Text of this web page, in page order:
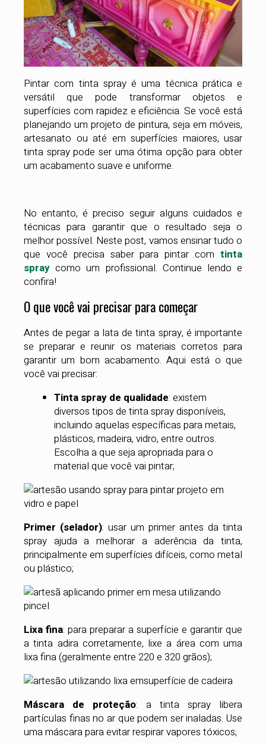
Pintar com tinta spray é uma técnica prática e
versátil que pode transformar objetos e
superfícies com rapidez e eficiência. Se você está
planejando um projeto de pintura, seja em móveis,
artesanato ou até em superfícies maiores, usar
tinta spray pode ser uma ótima opção para obter
um acabamento suave e uniforme.
No entanto, é preciso seguir alguns cuidados e
técnicas para garantir que o resultado seja o
melhor possível. Neste post, vamos ensinar tudo o
que você precisa saber para pintar com tinta
spray como um profissional. Continue lendo e
confira!
O que você vai precisar para começar
Antes de pegar a lata de tinta spray, é importante
se preparar e reunir os materiais corretos para
garantir um bom acabamento. Aqui está o que
você vai precisar:
Tinta spray de qualidade: existem
diversos tipos de tinta spray disponíveis,
incluindo aquelas específicas para metais,
plásticos, madeira, vidro, entre outros.
Escolha a que seja apropriada para o
material que você vai pintar;
Primer (selador): usar um primer antes da tinta
spray ajuda a melhorar a aderência da tinta,
principalmente em superfícies difíceis, como metal
ou plástico;
Lixa fina: para preparar a superfície e garantir que
a tinta adira corretamente, lixe a área com uma
lixa fina (geralmente entre 220 e 320 grãos);
Máscara de proteção: a tinta spray libera
partículas finas no ar que podem ser inaladas. Use
uma máscara para evitar respirar vapores tóxicos;